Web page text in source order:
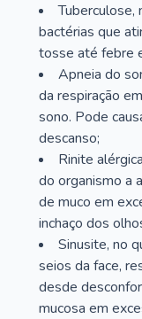
Tuberculose,
bactérias que
tosse até febre
Apneia do
da respiração
sono. Pode
descanso;
Rinite
do organismo a
de muco em
inchaço dos
Sinusite, no
seios da face,
desde
mucosa em